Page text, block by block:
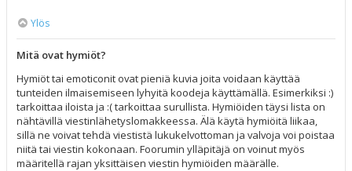
Ylös
Mitä ovat hymiöt?
Hymiöt tai emoticonit ovat pieniä kuvia joita voidaan käyttää
tunteiden ilmaisemiseen lyhyitä koodeja käyttämällä. Esimerkiksi :)
tarkoittaa iloista ja :( tarkoittaa surullista. Hymiöiden täysi lista on
nähtävillä viestinlähetyslomakkeessa. Älä käytä hymiöitä liikaa,
sillä ne voivat tehdä viestistä lukukelvottoman ja valvoja voi poistaa
niitä tai viestin kokonaan. Foorumin ylläpitäjä on voinut myös
määritellä rajan yksittäisen viestin hymiöiden määrälle.